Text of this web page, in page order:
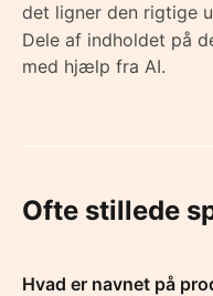
det ligner den rigtige
Dele af indholdet på
med hjælp fra AI.
Ofte stillede
Hvad er navnet på